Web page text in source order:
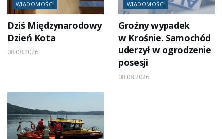
WIADOMOŚCI
Dziś Międzynarodowy
Dzień Kota
08.08.2026
WIADOMOŚCI
Groźny wypadek
w Krośnie. Samochód
uderzył w ogrodzenie
posesji
08.08.2026